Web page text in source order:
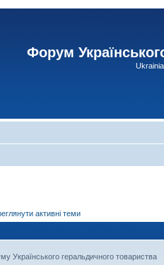
Форум
активні теми
Українського геральдичного товариства